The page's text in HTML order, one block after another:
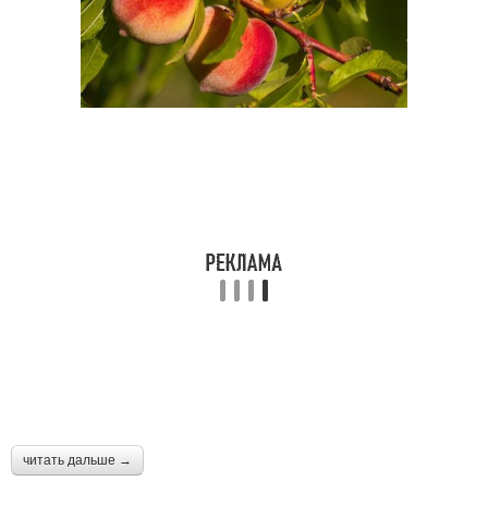
читать дальше →